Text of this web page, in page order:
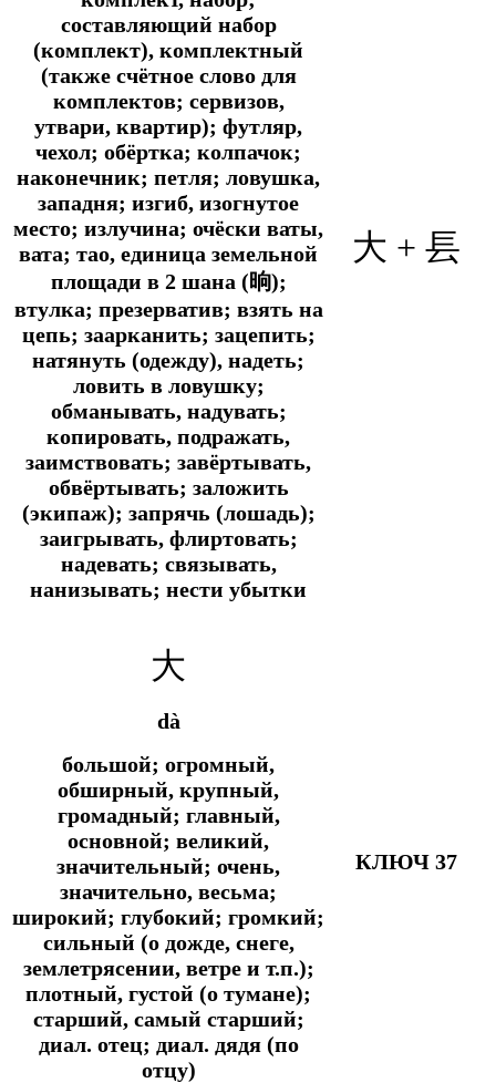
составляющий набор
(комплект), комплектный
(также счётное слово для
комплектов; сервизов,
утвари, квартир); футляр,
чехол; обёртка; колпачок;
наконечник; петля; ловушка,
западня; изгиб, изогнутое
место; излучина; очёски ваты,
вата; тао, единица земельной
площади в 2 шана (晌);
втулка; презерватив; взять на
цепь; заарканить; зацепить;
натянуть (одежду), надеть;
ловить в ловушку;
обманывать, надувать;
копировать, подражать,
заимствовать; завёртывать,
обвёртывать; заложить
(экипаж); запрячь (лошадь);
заигрывать, флиртовать;
надевать; связывать,
нанизывать; нести убытки
大 + 镸
大
dà
большой; огромный,
обширный, крупный,
громадный; главный,
основной; великий,
значительный; очень,
значительно, весьма;
широкий; глубокий; громкий;
сильный (о дожде, снеге,
землетрясении, ветре и т.п.);
плотный, густой (о тумане);
старший, самый старший;
диал. отец; диал. дядя (по
отцу)
КЛЮЧ 37